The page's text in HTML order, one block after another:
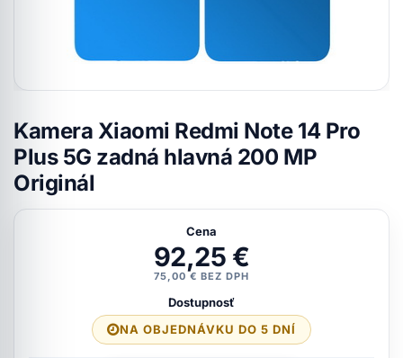
Kamera Xiaomi Redmi Note 14 Pro
Plus 5G zadná hlavná 200 MP
Originál
Cena
92,25 €
75,00 € BEZ DPH
Dostupnosť
NA OBJEDNÁVKU DO 5 DNÍ